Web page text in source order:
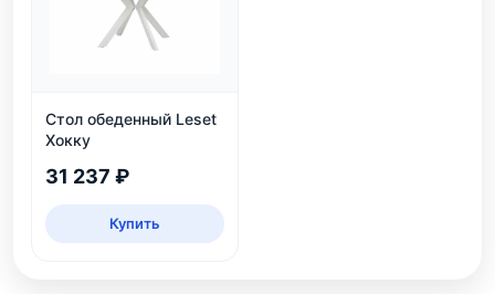
Стол обеденный Leset
Хокку
31 237 ₽
Купить